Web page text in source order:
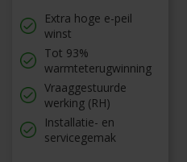
Extra hoge e-peil
winst
Tot 93%
warmteterugwinning
Vraaggestuurde
werking (RH)
Installatie- en
servicegemak